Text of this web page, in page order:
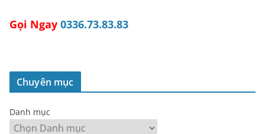
Gọi Ngay 0336.73.83.83
Chuyên mục
Danh mục